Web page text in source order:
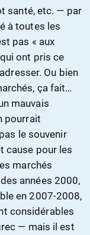
santé, etc. — par
à toutes les
pas « aux
ont pris ce
Ou bien
ça fait…
mauvais
pourrait
le souvenir
cause pour les
marchés
années 2000,
en 2007-2008,
considérables
— mais il est